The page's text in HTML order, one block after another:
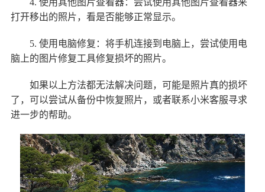
4. 使用其他图片查看器：尝试使用其他图片查看器来
打开移出的照片，看是否能够正常显示。
5. 使用电脑修复：将手机连接到电脑上，尝试使用电
脑上的图片修复工具修复损坏的照片。
如果以上方法都无法解决问题，可能是照片真的损坏
了，可以尝试从备份中恢复照片，或者联系小米客服寻求
进一步的帮助。